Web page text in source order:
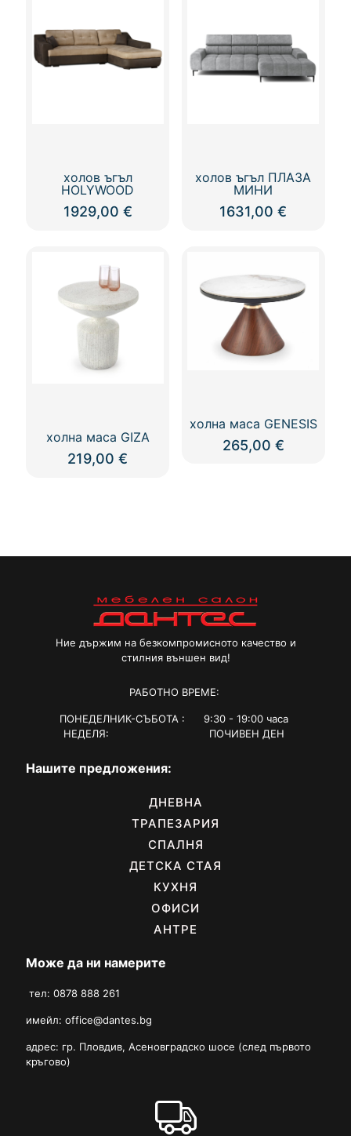
холов ъгъл
HOLYWOOD
1929,00 €
холов ъгъл ПЛАЗА
МИНИ
1631,00€
холна маса GIZA
219,00€
холна маса GENESIS
265,00 €
Ние държим на безкомпромисното качество и
стилния външен вид!
РАБОТНО ВРЕМЕ:
ПОНЕДЕЛНИК-СЪБОТА : 9:30 - 19:00 часа
НЕДЕЛЯ: ПОЧИВЕН ДЕН
Нашите предложения:
ДНЕВНА
ТРАПЕЗАРИЯ
СПАЛНЯ
ДЕТСКА СТАЯ
КУХНЯ
ОФИСИ
АНТРЕ
Може да ни намерите
тел: 0878 888 261
имейл: office@dantes.bg
адрес: гр. Пловдив, Асеновградско шосе (след първото
кръгово)